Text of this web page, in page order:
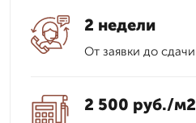
2 недели
От заявки до сдачи
2 500 руб./м2